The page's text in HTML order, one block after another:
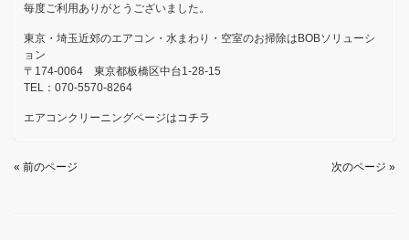
毎度ご利用ありがとうございました。
東京・埼玉近郊のエアコン・水まわり・空室のお掃除はBOBソリューシ
ョン
〒174-0064 東京都板橋区中台1-28-15
TEL：070-5570-8264
エアコンクリーニングページはコチラ
« 前のページ 次のページ »